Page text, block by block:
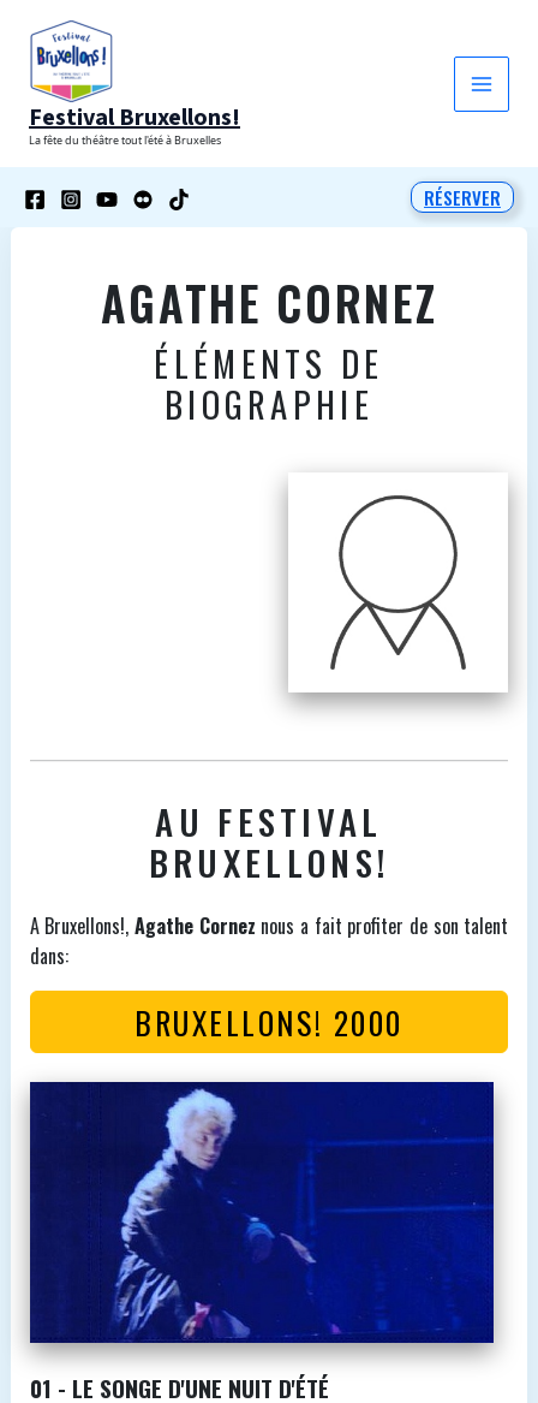
contenu
Festival Bruxellons!
La fête du théâtre tout l'été à Bruxelles
RÉSERVER
AGATHE CORNEZ
ÉLÉMENTS DE
BIOGRAPHIE
AU FESTIVAL
BRUXELLONS!
A Bruxellons!, Agathe Cornez nous a fait profiter de son talent
dans:
BRUXELLONS! 2000
01 - LE SONGE D'UNE NUIT D'ÉTÉ